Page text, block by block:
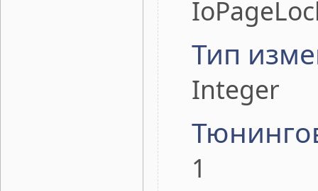
Тип
Integer
1